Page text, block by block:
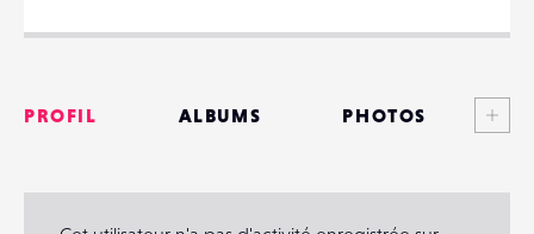
DESTINATAIRE
VOTRE
VOTRE
PROFIL ALBUMS PHOTOS
MATÉRIELS